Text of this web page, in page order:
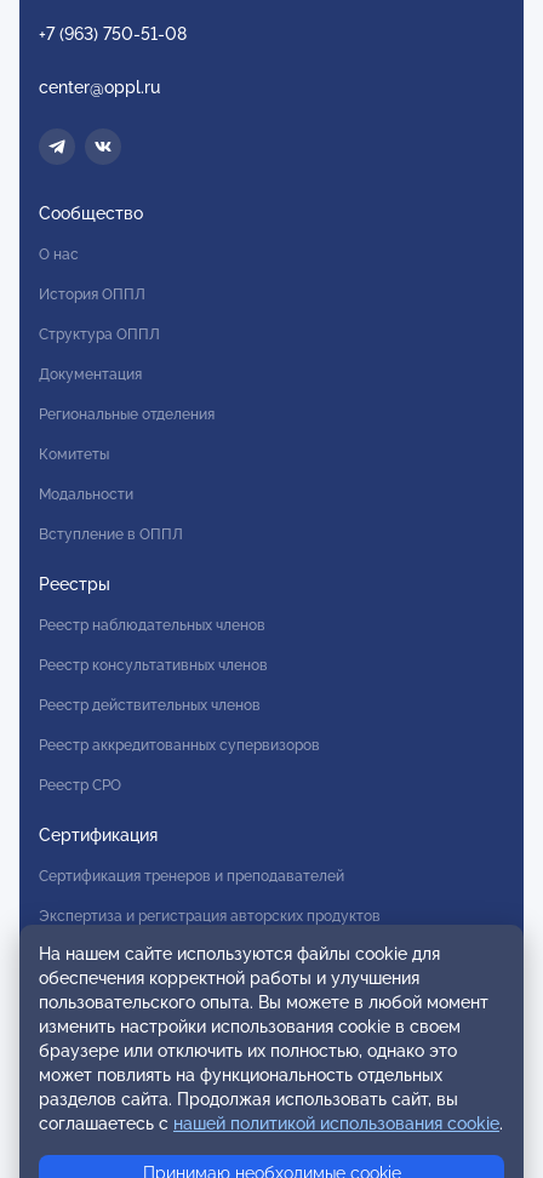
+7 (963) 750-51-08
center@oppl.ru
Сообщество
О нас
История ОППЛ
Структура ОППЛ
Документация
Региональные отделения
Комитеты
Модальности
Вступление в ОППЛ
Реестры
Реестр наблюдательных членов
Реестр консультативных членов
Реестр действительных членов
Реестр аккредитованных супервизоров
Реестр СРО
Сертификация
Сертификация тренеров и преподавателей
Экспертиза и регистрация авторских продуктов
Мероприятия лиги
Календарь событий
Субботние конференции
Фотогалерея
На нашем сайте используются файлы cookie для
обеспечения корректной работы и улучшения
пользовательского опыта. Вы можете в любой момент
изменить настройки использования cookie в своем
браузере или отключить их полностью, однако это
может повлиять на функциональность отдельных
разделов сайта. Продолжая использовать сайт, вы
соглашаетесь с нашей политикой использования cookie.
Принимаю необходимые cookie